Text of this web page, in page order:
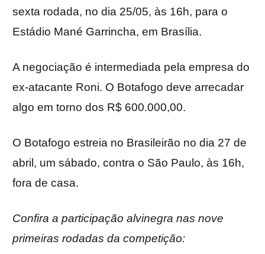
sexta rodada, no dia 25/05, às 16h, para o
Estádio Mané Garrincha, em Brasília.
A negociação é intermediada pela empresa do
ex-atacante Roni. O Botafogo deve arrecadar
algo em torno dos R$ 600.000,00.
O Botafogo estreia no Brasileirão no dia 27 de
abril, um sábado, contra o São Paulo, às 16h,
fora de casa.
Confira a participação alvinegra nas nove
primeiras rodadas da competição: